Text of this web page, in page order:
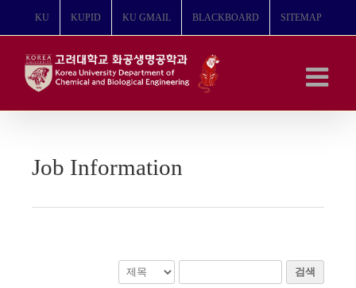
뛰
KU KUPID KU GMAIL BLACKBOARD SITEMAP
Job Information
검색